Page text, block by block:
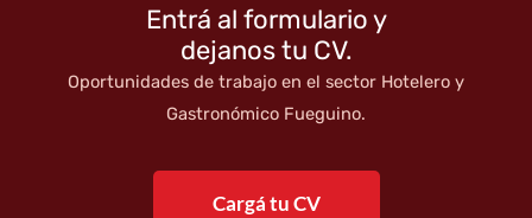
Entrá al formulario y
dejanos tu CV.
Oportunidades de trabajo en el sector Hotelero y
Gastronómico Fueguino.
Cargá tu CV